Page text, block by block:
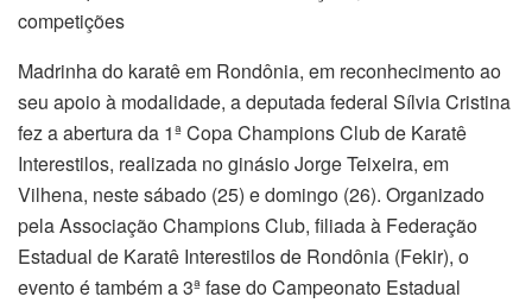
competições
Madrinha do karatê em Rondônia, em reconhecimento ao
seu apoio à modalidade, a deputada federal Sílvia Cristina
fez a abertura da 1ª Copa Champions Club de Karatê
Interestilos, realizada no ginásio Jorge Teixeira, em
Vilhena, neste sábado (25) e domingo (26). Organizado
pela Associação Champions Club, filiada à Federação
Estadual de Karatê Interestilos de Rondônia (Fekir), o
evento é também a 3ª fase do Campeonato Estadual